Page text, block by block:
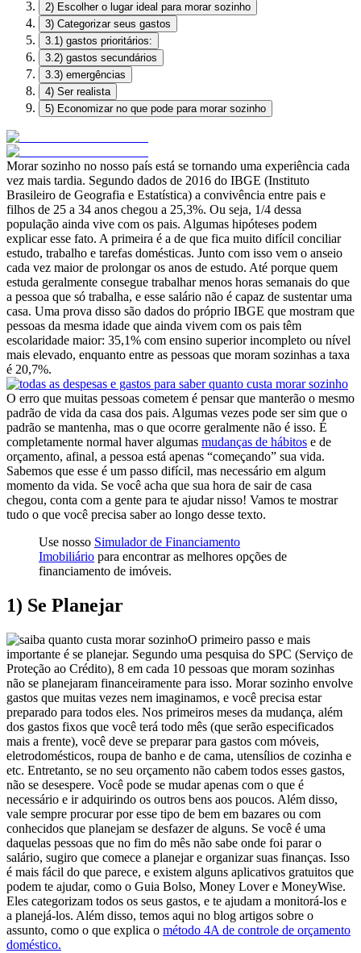
2) Escolher o lugar ideal para morar sozinho
3) Categorizar seus gastos
3.1) gastos prioritários:
3.2) gastos secundários
3.3) emergências
4) Ser realista
5) Economizar no que pode para morar sozinho
Morar sozinho no nosso país está se tornando uma experiência cada
vez mais tardia. Segundo dados de 2016 do IBGE (Instituto
Brasileiro de Geografia e Estatística) a convivência entre pais e
filhos de 25 a 34 anos chegou a 25,3%. Ou seja, 1/4 dessa
população ainda vive com os pais. Algumas hipóteses podem
explicar esse fato. A primeira é a de que fica muito difícil conciliar
estudo, trabalho e tarefas domésticas. Junto com isso vem o anseio
cada vez maior de prolongar os anos de estudo. Até porque quem
estuda geralmente consegue trabalhar menos horas semanais do que
a pessoa que só trabalha, e esse salário não é capaz de sustentar uma
casa. Uma prova disso são dados do próprio IBGE que mostram que
pessoas da mesma idade que ainda vivem com os pais têm
escolaridade maior: 35,1% com ensino superior incompleto ou nível
mais elevado, enquanto entre as pessoas que moram sozinhas a taxa
é 20,7%.
O erro que muitas pessoas cometem é pensar que manterão o mesmo
padrão de vida da casa dos pais. Algumas vezes pode ser sim que o
padrão se mantenha, mas o que ocorre geralmente não é isso. É
completamente normal haver algumas mudanças de hábitos e de
orçamento, afinal, a pessoa está apenas “começando” sua vida.
Sabemos que esse é um passo difícil, mas necessário em algum
momento da vida. Se você acha que sua hora de sair de casa
chegou, conta com a gente para te ajudar nisso! Vamos te mostrar
tudo o que você precisa saber ao longo desse texto.
Use nosso Simulador de Financiamento
Imobiliário para encontrar as melhores opções de
financiamento de imóveis.
1) Se Planejar
O primeiro passo e mais
importante é se planejar. Segundo uma pesquisa do SPC (Serviço de
Proteção ao Crédito), 8 em cada 10 pessoas que moram sozinhas
não se planejaram financeiramente para isso. Morar sozinho envolve
gastos que muitas vezes nem imaginamos, e você precisa estar
preparado para todos eles. Nos primeiros meses da mudança, além
dos gastos fixos que você terá todo mês (que serão especificados
mais a frente), você deve se preparar para gastos com móveis,
eletrodomésticos, roupa de banho e de cama, utensílios de cozinha e
etc. Entretanto, se no seu orçamento não cabem todos esses gastos,
não se desespere. Você pode se mudar apenas com o que é
necessário e ir adquirindo os outros bens aos poucos. Além disso,
vale sempre procurar por esse tipo de bem em bazares ou com
conhecidos que planejam se desfazer de alguns. Se você é uma
daquelas pessoas que no fim do mês não sabe onde foi parar o
salário, sugiro que comece a planejar e organizar suas finanças. Isso
é mais fácil do que parece, e existem alguns aplicativos gratuitos que
podem te ajudar, como o Guia Bolso, Money Lover e MoneyWise.
Eles categorizam todos os seus gastos, e te ajudam a monitorá-los e
a planejá-los. Além disso, temos aqui no blog artigos sobre o
assunto, como o que explica o método 4A de controle de orçamento
doméstico.